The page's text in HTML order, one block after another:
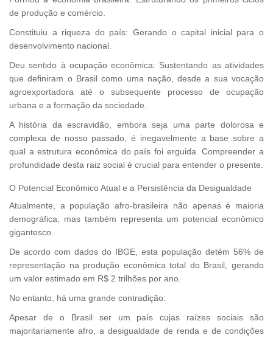
de produção e comércio.
Constituiu a riqueza do país: Gerando o capital inicial para o
desenvolvimento nacional.
Deu sentido à ocupação econômica: Sustentando as atividades
que definiram o Brasil como uma nação, desde a sua vocação
agroexportadora até o subsequente processo de ocupação
urbana e a formação da sociedade.
A história da escravidão, embora seja uma parte dolorosa e
complexa de nosso passado, é inegavelmente a base sobre a
qual a estrutura econômica do país foi erguida. Compreender a
profundidade desta raiz social é crucial para entender o presente.
O Potencial Econômico Atual e a Persistência da Desigualdade
Atualmente, a população afro-brasileira não apenas é maioria
demográfica, mas também representa um potencial econômico
gigantesco.
De acordo com dados do IBGE, esta população detém 56% de
representação na produção econômica total do Brasil, gerando
um valor estimado em R$ 2 trilhões por ano.
No entanto, há uma grande contradição:
Apesar de o Brasil ser um país cujas raízes sociais são
majoritariamente afro, a desigualdade de renda e de condições